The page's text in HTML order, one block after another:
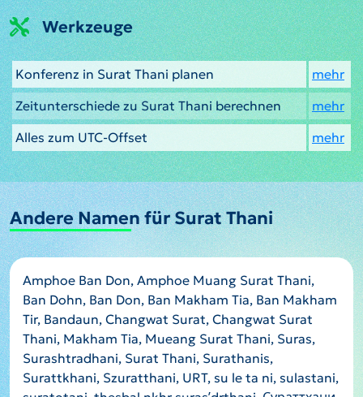
Werkzeuge
Konferenz in Surat Thani planen
mehr
Zeitunterschiede zu Surat Thani berechnen
mehr
Alles zum UTC-Offset
mehr
Andere Namen für Surat Thani
Amphoe Ban Don, Amphoe Muang Surat Thani,
Ban Dohn, Ban Don, Ban Makham Tia, Ban Makham
Tir, Bandaun, Changwat Surat, Changwat Surat
Thani, Makham Tia, Mueang Surat Thani, Suras,
Surashtradhani, Surat Thani, Surathanis,
Surattkhani, Szuratthani, URT, su le ta ni, sulastani,